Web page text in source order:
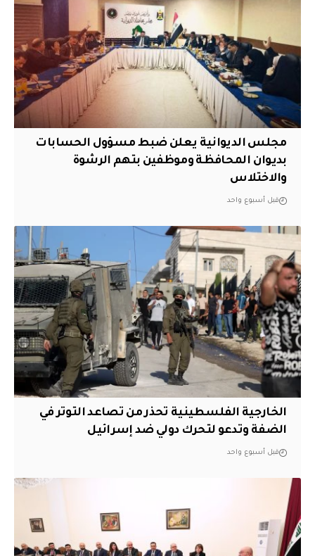
مجلس الديوانية يعلن ضبط مسؤول الحسابات
بديوان المحافظة وموظفين بتهم الرشوة
والاختلاس
قبل أسبوع واحد
الخارجية الفلسطينية تحذر من تصاعد التوتر في
الضفة وتدعو لتحرك دولي ضد إسرائيل
قبل أسبوع واحد